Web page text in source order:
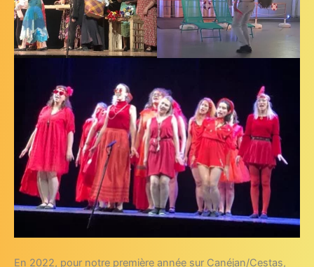
En 2022, pour notre première année sur Canéjan/Cestas,